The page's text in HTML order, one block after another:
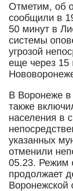
Отметим, об
сообщили в
50 минут в
системы
угрозой
еще через 15
В Воронеже в
также
населения в
указанных
отменили
05.23. Режим
продолжает
Воронежской